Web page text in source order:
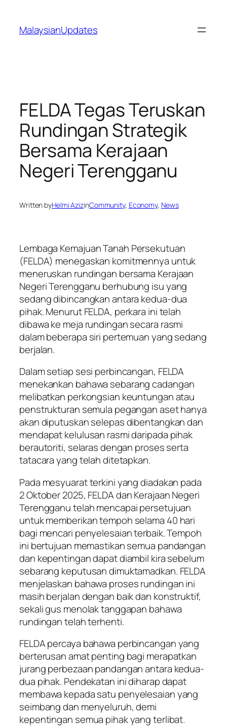
content
MalaysianUpdates
FELDA Tegas Teruskan
Rundingan Strategik
Bersama Kerajaan
Negeri Terengganu
Written byHelmi AzizinCommunity, Economy, News
Lembaga Kemajuan Tanah Persekutuan
(FELDA) menegaskan komitmennya untuk
meneruskan rundingan bersama Kerajaan
Negeri Terengganu berhubung isu yang
sedang dibincangkan antara kedua-dua
pihak. Menurut FELDA, perkara ini telah
dibawa ke meja rundingan secara rasmi
dalam beberapa siri pertemuan yang sedang
berjalan.
Dalam setiap sesi perbincangan, FELDA
menekankan bahawa sebarang cadangan
melibatkan perkongsian keuntungan atau
penstrukturan semula pegangan aset hanya
akan diputuskan selepas dibentangkan dan
mendapat kelulusan rasmi daripada pihak
berautoriti, selaras dengan proses serta
tatacara yang telah ditetapkan.
Pada mesyuarat terkini yang diadakan pada
2 Oktober 2025, FELDA dan Kerajaan Negeri
Terengganu telah mencapai persetujuan
untuk memberikan tempoh selama 40 hari
bagi mencari penyelesaian terbaik. Tempoh
ini bertujuan memastikan semua pandangan
dan kepentingan dapat diambil kira sebelum
sebarang keputusan dimuktamadkan. FELDA
menjelaskan bahawa proses rundingan ini
masih berjalan dengan baik dan konstruktif,
sekali gus menolak tanggapan bahawa
rundingan telah terhenti.
FELDA percaya bahawa perbincangan yang
berterusan amat penting bagi merapatkan
jurang perbezaan pandangan antara kedua-
dua pihak. Pendekatan ini diharap dapat
membawa kepada satu penyelesaian yang
seimbang dan menyeluruh, demi
kepentingan semua pihak yang terlibat.